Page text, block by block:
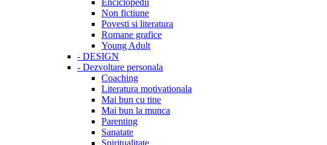
Enciclopedii
Non fictiune
Povesti si literatura
Romane grafice
Young Adult
- DESIGN
- Dezvoltare personala
Coaching
Literatura motivationala
Mai bun cu tine
Mai bun la munca
Parenting
Sanatate
Spiritualitate